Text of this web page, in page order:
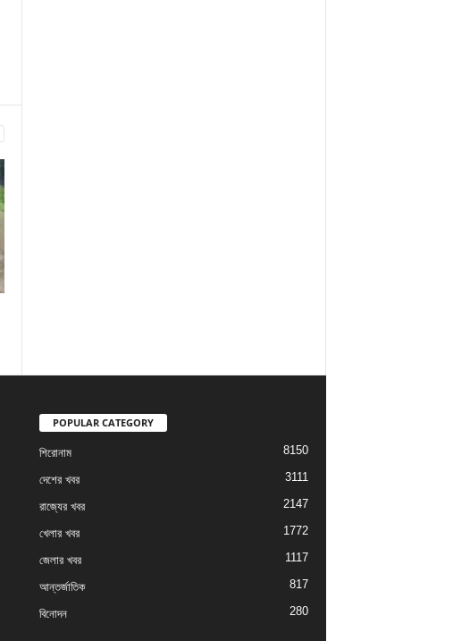
POPULAR CATEGORY
শিরোনাম 8150
দেশের খবর 3111
রাজ্যের খবর 2147
খেলার খবর 1772
জেলার খবর 1117
আন্তর্জাতিক 817
বিনোদন 280